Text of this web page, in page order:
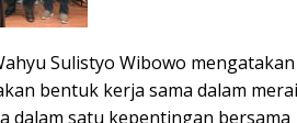
Sulistyo Wibowo mengatakan
bentuk kerja sama dalam
dalam satu kepentingan bersama